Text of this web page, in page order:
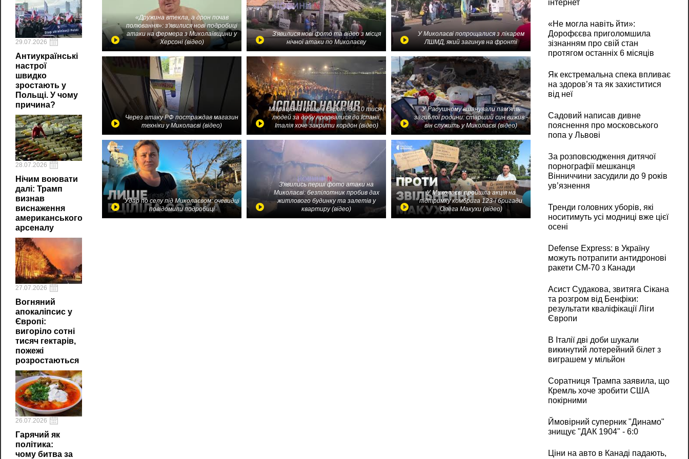
29.07.2026
Антиукраїнські
настрої
швидко
зростають у
Польщі. У чому
причина?
28.07.2026
Нічим воювати
далі: Трамп
визнав
виснаження
американського
арсеналу
27.07.2026
Вогняний
апокаліпсис у
Європі:
вигоріло сотні
тисяч гектарів,
пожежі
розростаються
26.07.2026
Гарячий як
політика:
чому битва за
«Дружина втекла, а дрон почав
полювання»: з'явилися нові подробиці
атаки на фермера з Миколаївщини у
Херсоні (відео)
З'явилися нові фото та відео з місця
нічної атаки по Миколаєву
У Миколаєві попрощалися з лікарем
ЛШМД, який загинув на фронті
Через атаку РФ постраждав магазин
техніки у Миколаєві (відео)
Міграційна криза в Європі: до 10 тисяч
людей за добу прорвалися до Іспанії,
Італія хоче закрити кордон (відео)
У Радушному вшанували пам'ять
загиблої родини: старший син вижив -
він служить у Миколаєві (відео)
Удар по селу під Миколаєвом: очевидці
повідомили подробиці
З'явились перші фото атаки на
Миколаєві: безпілотник пробив дах
житлового будинку та залетів у
квартиру (відео)
У Миколаєві пройшла акція на
підтримку комбрига 123-ї бригади
Олега Макухи (відео)
інтернет
«Не могла навіть йти»:
Дорофєєва приголомшила
зізнанням про свій стан
протягом останніх 6 місяців
Як екстремальна спека впливає
на здоров’я та як захиститися
від неї
Садовий написав дивне
пояснення про московського
попа у Львові
За розповсюдження дитячої
порнографії мешканця
Вінниччини засудили до 9 років
ув’язнення
Тренди головних уборів, які
носитимуть усі модниці вже цієї
осені
Defense Express: в Україну
можуть потрапити антидронові
ракети CM-70 з Канади
Асист Судакова, звитяга Сікана
та розгром від Бенфіки:
результати кваліфікації Ліги
Європи
В Італії дві доби шукали
викинутий лотерейний білет з
виграшем у мільйон
Соратниця Трампа заявила, що
Кремль хоче зробити США
покірними
Ймовірний суперник "Динамо"
знищує "ДАК 1904" - 6:0
Ціни на авто в Канаді падають,